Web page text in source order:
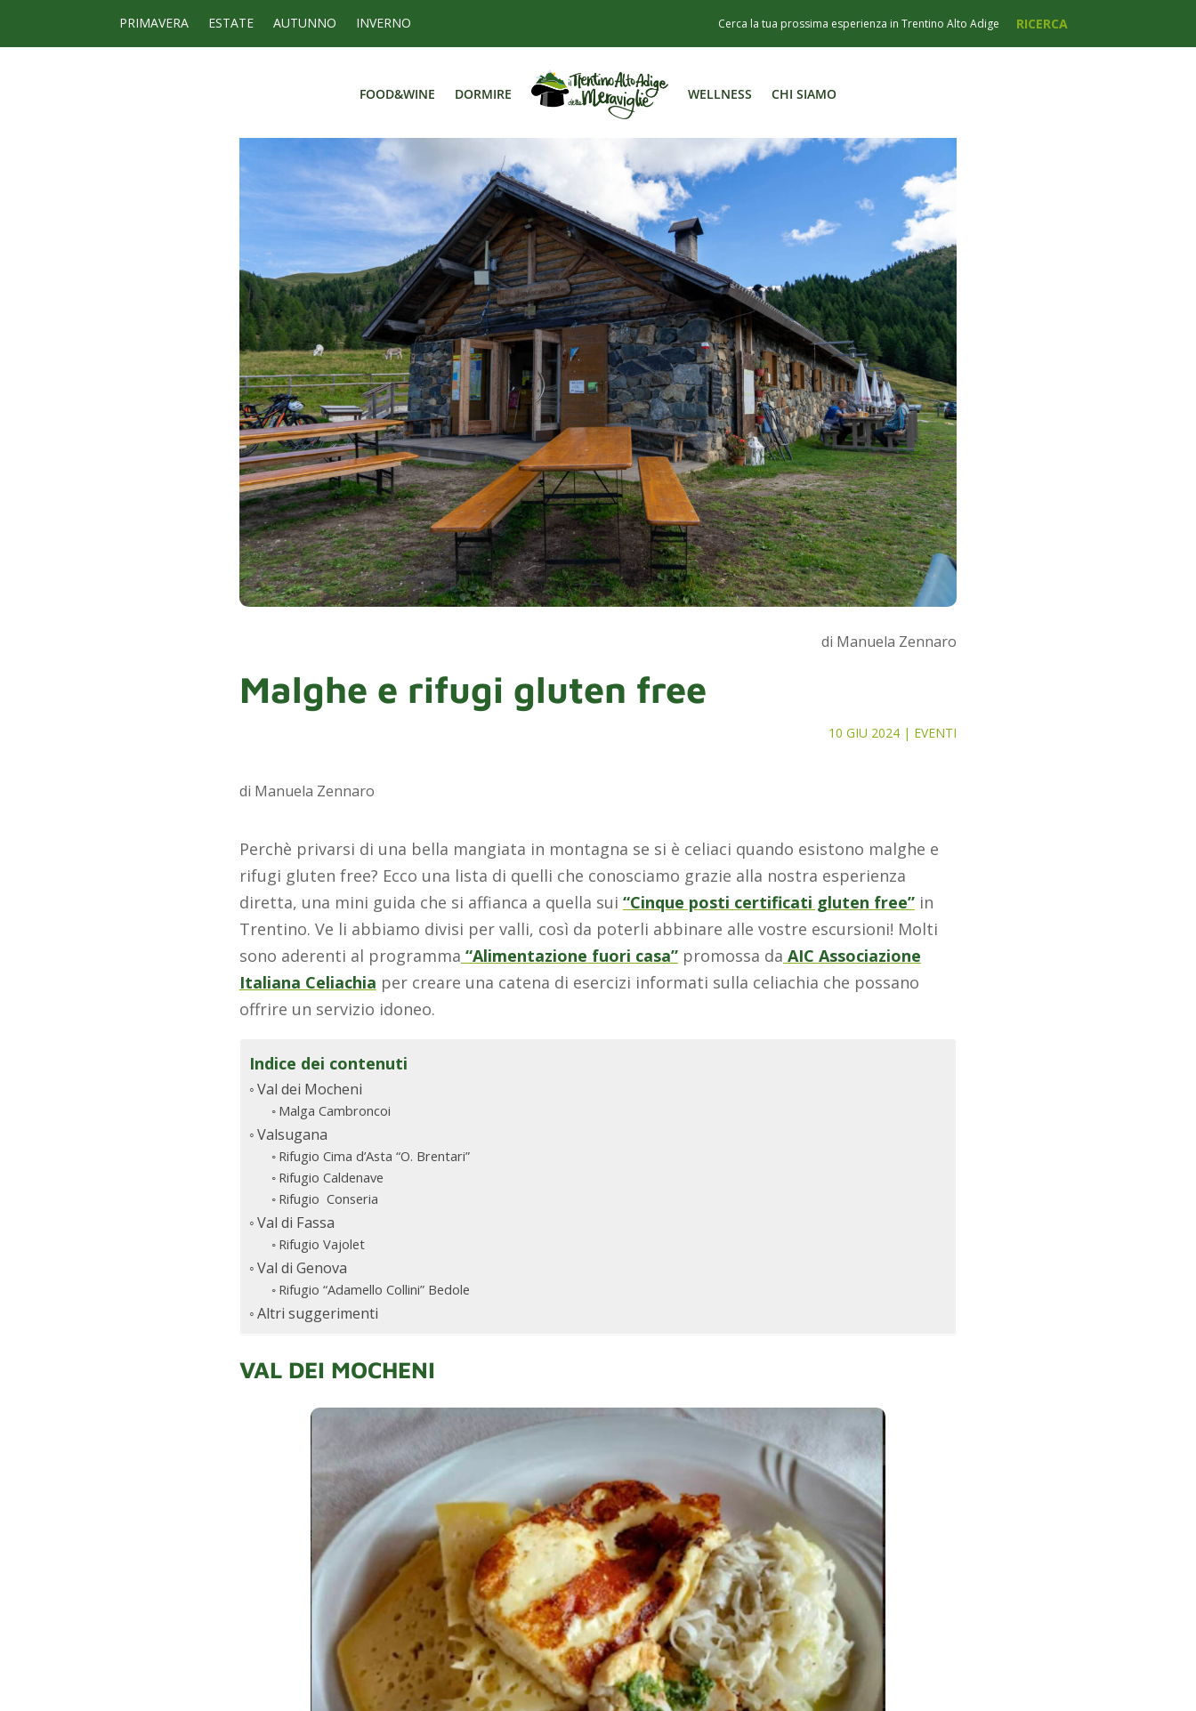
PRIMAVERA ESTATE AUTUNNO INVERNO
FOOD&WINE DORMIRE WELLNESS CHI SIAMO
di Manuela Zennaro
Malghe e rifugi gluten free
10 GIU 2024 | EVENTI
di Manuela Zennaro
Perchè privarsi di una bella mangiata in montagna se si è celiaci quando esistono malghe e
rifugi gluten free? Ecco una lista di quelli che conosciamo grazie alla nostra esperienza
diretta, una mini guida che si affianca a quella sui “Cinque posti certificati gluten free”in
Trentino. Ve li abbiamo divisi per valli, così da poterli abbinare alle vostre escursioni! Molti
sono aderenti al programma “Alimentazione fuori casa”promossa da AIC Associazione
Italiana Celiachia per creare una catena di esercizi informati sulla celiachia che possano
offrire un servizio idoneo.
Indice dei contenuti
Val dei Mocheni
Malga Cambroncoi
Valsugana
Rifugio Cima d’Asta “O. Brentari”
Rifugio Caldenave
Rifugio Conseria
Val di Fassa
Rifugio Vajolet
Val di Genova
Rifugio “Adamello Collini” Bedole
Altri suggerimenti
VAL DEI MOCHENI